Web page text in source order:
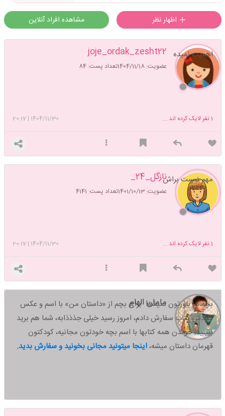
مشاهده افراد آنلاین
joje_ordak_zesht22
عضویت: 1404/11/18 تعداد پست: 84
اهمیت نمیده
1404/11/30
|
20:17 1نفر لایک کرده اند ...
نازگل_24_
عضویت: 1401/10/13 تعداد پست: 4141
مهم نیست براش
1404/11/30
|
20:17 1نفر لایک کرده اند ...
مامان الهام
بچه ها باورتون نمیشه! برای بچم از «داستان من» با اسم و عکس
خودش کتاب سفارش دادم، امروز رسید خیلی جذذذابه، شما هم برید
ببینید،خوندن همه کتابها با اسم بچه خودتون مجانیه، کودکتون
قهرمان داستان میشه،اینجا میتونید مجانی بخونید و سفارش بدید.